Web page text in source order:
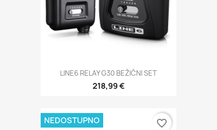
LINE6 RELAY G30 BEŽIČNI SET
218,99 €
NEDOSTUPNO favorite_border